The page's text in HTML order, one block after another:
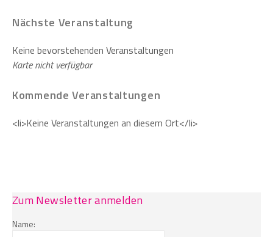
Nächste Veranstaltung
Keine bevorstehenden Veranstaltungen
Karte nicht verfügbar
Kommende Veranstaltungen
<li>Keine Veranstaltungen an diesem Ort</li>
Zum Newsletter anmelden
Name: